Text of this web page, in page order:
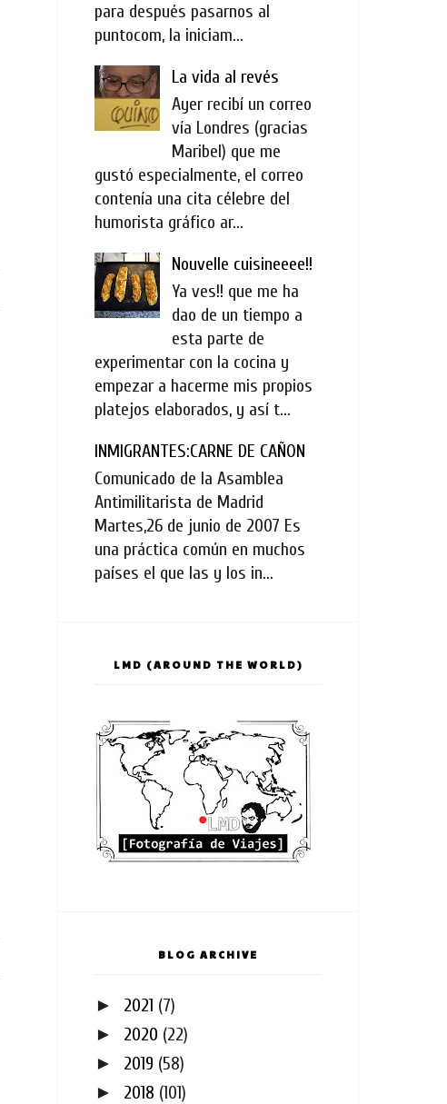
para después pasarnos al
puntocom, la iniciam...
La vida al revés
Ayer recibí un correo
vía Londres (gracias
Maribel) que me
gustó especialmente, el correo
contenía una cita célebre del
humorista gráfico ar...
Nouvelle cuisineeee!!
Ya ves!! que me ha
dao de un tiempo a
esta parte de
experimentar con la cocina y
empezar a hacerme mis propios
platejos elaborados, y así t...
INMIGRANTES:CARNE DE CAÑON
Comunicado de la Asamblea
Antimilitarista de Madrid
Martes,26 de junio de 2007 Es
una práctica común en muchos
países el que las y los in...
LMD (AROUND THE WORLD)
BLOG ARCHIVE
► 2021 (7)
► 2020 (22)
► 2019 (58)
► 2018 (101)